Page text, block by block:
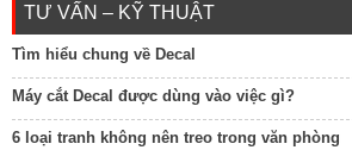
TƯ VẤN – KỸ THUẬT
Tìm hiểu chung về Decal
Máy cắt Decal được dùng vào việc gì?
6 loại tranh không nên treo trong văn phòng